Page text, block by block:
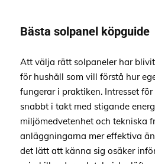
Bästa solpanel köpguide
Att välja rätt solpaneler har
för hushåll som vill förstå hur
fungerar i praktiken. Intresset
snabbt i takt med stigande
miljömedvetenhet och tekniska
anläggningarna mer effektiva
det lätt att känna sig osäker